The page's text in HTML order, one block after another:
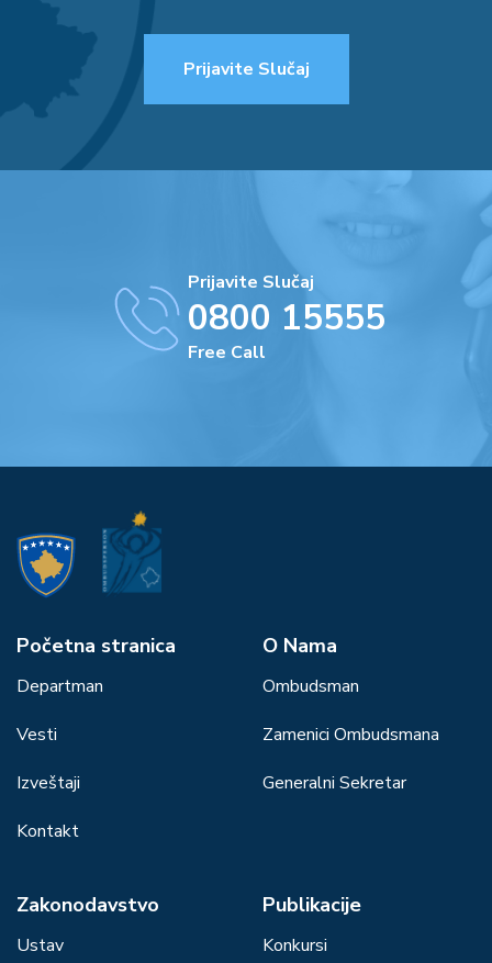
Prijavite Slučaj
Prijavite Slučaj
0800 15555
Free Call
Početna stranica
Departman
Vesti
Izveštaji
Kontakt
О Nama
Ombudsman
Zamenici Ombudsmana
Generalni Sekretar
Zakonodavstvo
Ustav
Publikacije
Konkursi